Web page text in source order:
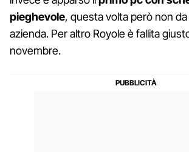
pieghevole, questa volta però non
azienda. Per altro Royole è fallita
novembre.